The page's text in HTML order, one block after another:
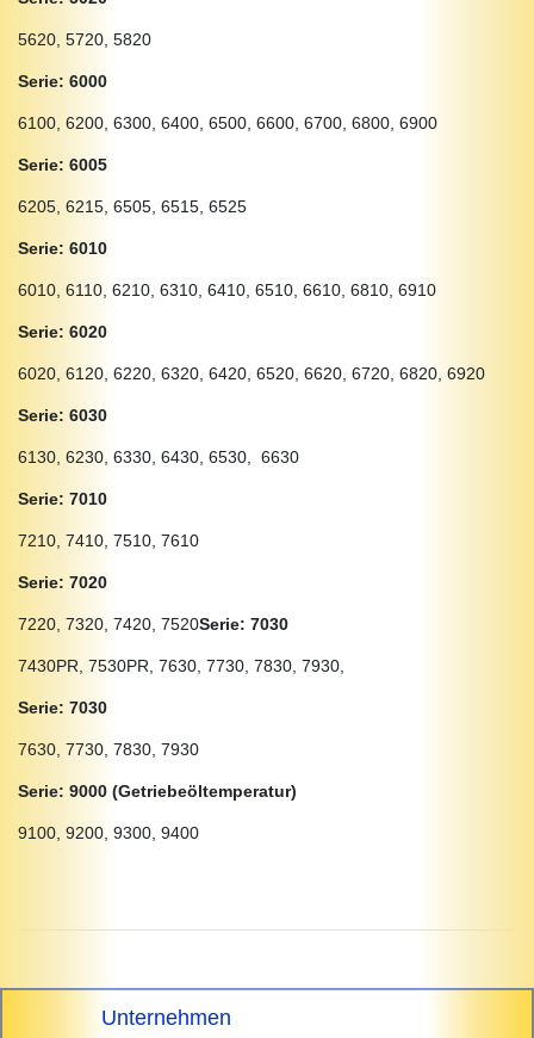
5620, 5720, 5820
Serie: 6000
6100, 6200, 6300, 6400, 6500, 6600, 6700, 6800, 6900
Serie: 6005
6205, 6215, 6505, 6515, 6525
Serie: 6010
6010, 6110, 6210, 6310, 6410, 6510, 6610, 6810, 6910
Serie: 6020
6020, 6120, 6220, 6320, 6420, 6520, 6620, 6720, 6820, 6920
Serie: 6030
6130, 6230, 6330, 6430, 6530, 6630
Serie: 7010
7210, 7410, 7510, 7610
Serie: 7020
7220, 7320, 7420, 7520Serie: 7030
7430PR, 7530PR, 7630, 7730, 7830, 7930,
Serie: 7030
7630, 7730, 7830, 7930
Serie: 9000 (Getriebeöltemperatur)
9100, 9200, 9300, 9400
Unternehmen